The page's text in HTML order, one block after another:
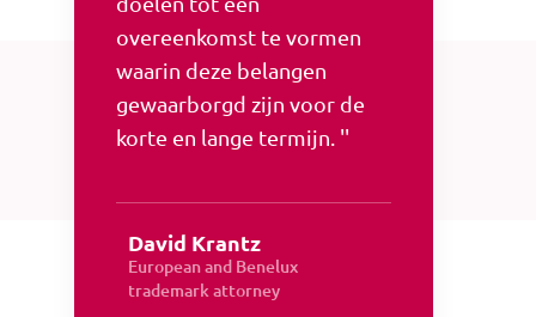
overeenkomst te vormen
waarin deze belangen
gewaarborgd zijn voor de
korte en lange termijn. ''
David Krantz
European and Benelux
trademark attorney